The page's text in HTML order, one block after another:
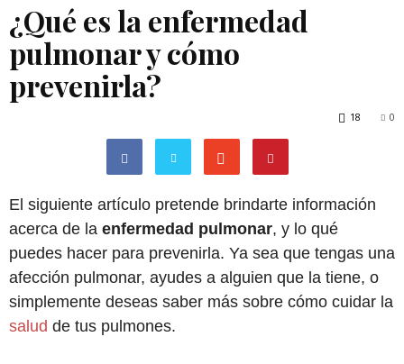
¿Qué es la enfermedad
pulmonar y cómo
prevenirla?
0
18
El siguiente artículo pretende brindarte información
acerca de la enfermedad pulmonar, y lo qué
puedes hacer para prevenirla. Ya sea que tengas una
afección pulmonar, ayudes a alguien que la tiene, o
simplemente deseas saber más sobre cómo cuidar la
salud de tus pulmones.